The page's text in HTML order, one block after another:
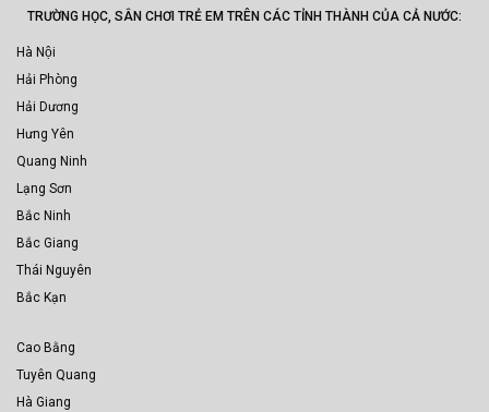
TRƯỜNG HỌC, SÂN CHƠI TRẺ EM TRÊN CÁC TỈNH THÀNH CỦA CẢ NƯỚC:
Hà Nội
Hải Phòng
Hải Dương
Hưng Yên
Quang Ninh
Lạng Sơn
Bắc Ninh
Bắc Giang
Thái Nguyên
Bắc Kạn
Cao Bằng
Tuyên Quang
Hà Giang